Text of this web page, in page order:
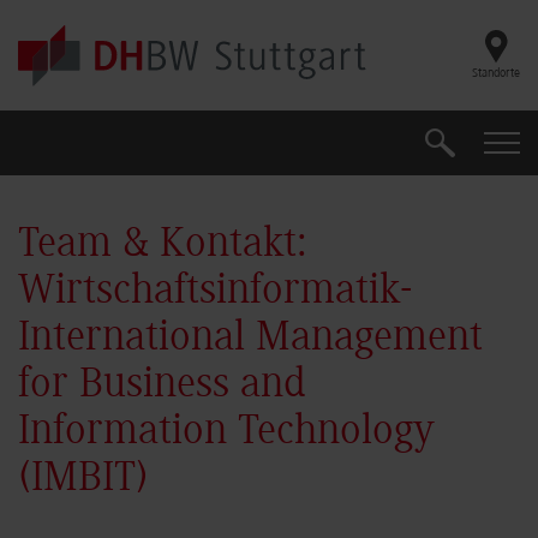
Skip to main content
Standorte
Suche
Team & Kontakt:
Wirtschaftsinformatik-
International Management
for Business and
Information Technology
(IMBIT)